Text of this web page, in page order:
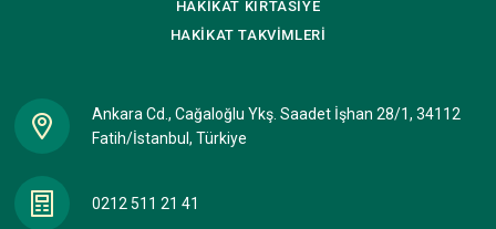
HAKİKAT KIRTASİYE
HAKİKATTAKVİMLERİ
Ankara Cd., Cağaloğlu Ykş. Saadet İşhan 28/1, 34112
Fatih/İstanbul, Türkiye
0212 511 21 41